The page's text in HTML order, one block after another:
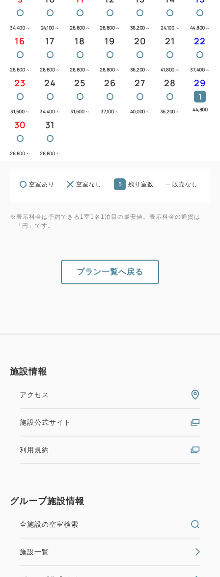
34,400 ～ 24,100 ～ 28,800 ～ 28,800 ～ 36,200 ～ 24,100 ～ 44,800 ～
16
28,800 ～
17
28,800 ～
18
28,800 ～
19
28,800 ～
20
36,200 ～
21
41,800 ～
22
37,400 ～
23
31,600 ～
24
34,400 ～
25
31,600 ～
26
37,100 ～
27
40,000 ～
28
36,200 ～
29
1
44,800
30
28,800 ～
31
28,800 ～
空室あり 空室なし 5 残り室数 販売なし
※表示料金は予約できる1室1名1泊目の最安値。表示料金の通貨は
「円」です。
プラン一覧へ戻る
施設情報
アクセス
施設公式サイト
利用規約
グループ施設情報
全施設の空室検索
施設一覧